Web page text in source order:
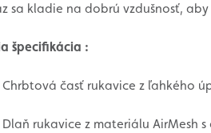
sa kladie na dobrú vzdušnosť,
špecifikácia :
Chrbtová časť rukavice z ľahkého
Dlaň rukavice z materiálu AirMesh